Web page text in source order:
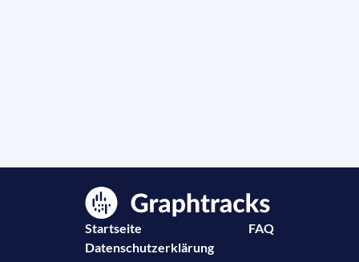
Startseite
FAQ
Datenschutzerklärung